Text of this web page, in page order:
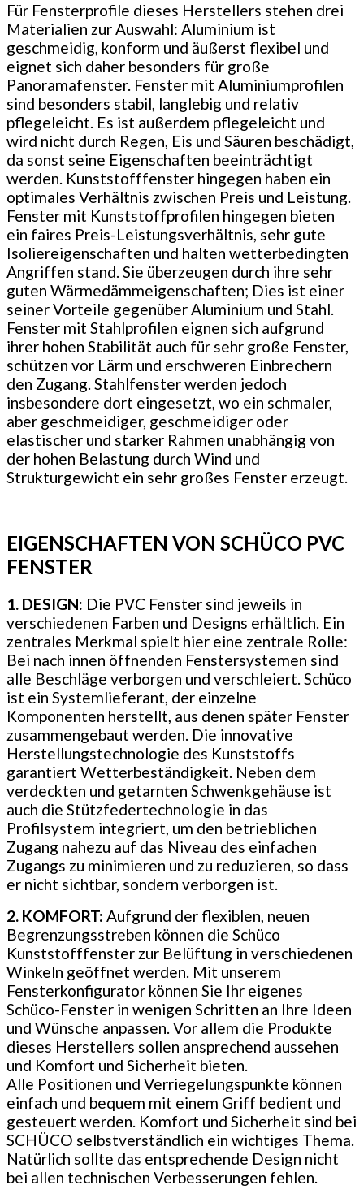
Für Fensterprofile dieses Herstellers stehen drei
Materialien zur Auswahl: Aluminium ist
geschmeidig, konform und äußerst flexibel und
eignet sich daher besonders für große
Panoramafenster. Fenster mit Aluminiumprofilen
sind besonders stabil, langlebig und relativ
pflegeleicht. Es ist außerdem pflegeleicht und
wird nicht durch Regen, Eis und Säuren beschädigt,
da sonst seine Eigenschaften beeinträchtigt
werden. Kunststofffenster hingegen haben ein
optimales Verhältnis zwischen Preis und Leistung.
Fenster mit Kunststoffprofilen hingegen bieten
ein faires Preis-Leistungsverhältnis, sehr gute
Isoliereigenschaften und halten wetterbedingten
Angriffen stand. Sie überzeugen durch ihre sehr
guten Wärmedämmeigenschaften; Dies ist einer
seiner Vorteile gegenüber Aluminium und Stahl.
Fenster mit Stahlprofilen eignen sich aufgrund
ihrer hohen Stabilität auch für sehr große Fenster,
schützen vor Lärm und erschweren Einbrechern
den Zugang. Stahlfenster werden jedoch
insbesondere dort eingesetzt, wo ein schmaler,
aber geschmeidiger, geschmeidiger oder
elastischer und starker Rahmen unabhängig von
der hohen Belastung durch Wind und
Strukturgewicht ein sehr großes Fenster erzeugt.
EIGENSCHAFTEN VON SCHÜCO PVC
FENSTER
1. DESIGN: Die PVC Fenster sind jeweils in
verschiedenen Farben und Designs erhältlich. Ein
zentrales Merkmal spielt hier eine zentrale Rolle:
Bei nach innen öffnenden Fenstersystemen sind
alle Beschläge verborgen und verschleiert. Schüco
ist ein Systemlieferant, der einzelne
Komponenten herstellt, aus denen später Fenster
zusammengebaut werden. Die innovative
Herstellungstechnologie des Kunststoffs
garantiert Wetterbeständigkeit. Neben dem
verdeckten und getarnten Schwenkgehäuse ist
auch die Stützfedertechnologie in das
Profilsystem integriert, um den betrieblichen
Zugang nahezu auf das Niveau des einfachen
Zugangs zu minimieren und zu reduzieren, so dass
er nicht sichtbar, sondern verborgen ist.
2. KOMFORT: Aufgrund der flexiblen, neuen
Begrenzungsstreben können die Schüco
Kunststofffenster zur Belüftung in verschiedenen
Winkeln geöffnet werden. Mit unserem
Fensterkonfigurator können Sie Ihr eigenes
Schüco-Fenster in wenigen Schritten an Ihre Ideen
und Wünsche anpassen. Vor allem die Produkte
dieses Herstellers sollen ansprechend aussehen
und Komfort und Sicherheit bieten.
Alle Positionen und Verriegelungspunkte können
einfach und bequem mit einem Griff bedient und
gesteuert werden. Komfort und Sicherheit sind bei
SCHÜCO selbstverständlich ein wichtiges Thema.
Natürlich sollte das entsprechende Design nicht
bei allen technischen Verbesserungen fehlen.